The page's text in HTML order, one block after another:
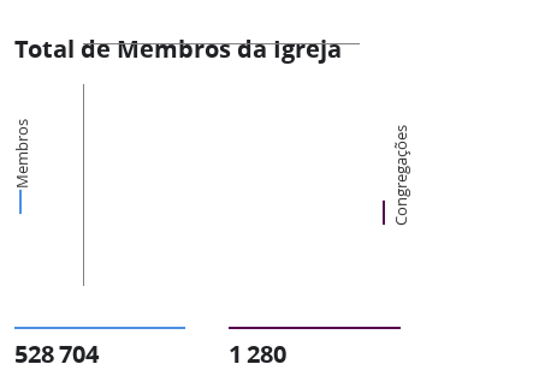
Total de Membros da Igreja
Membros Congregações
528 704 1 280